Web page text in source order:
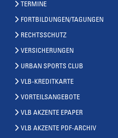
TERMINE
FORTBILDUNGEN/TAGUNGEN
RECHTSSCHUTZ
VERSICHERUNGEN
URBAN SPORTS CLUB
VLB-KREDITKARTE
VORTEILSANGEBOTE
VLB AKZENTE EPAPER
VLB AKZENTE PDF-ARCHIV